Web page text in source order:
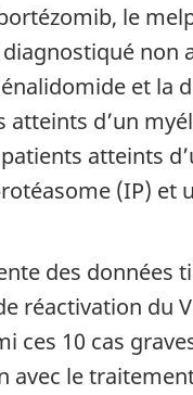
le
non
et la
d’un
atteints
(IP) et
des données
réactivation du
ces 10 cas
avec le